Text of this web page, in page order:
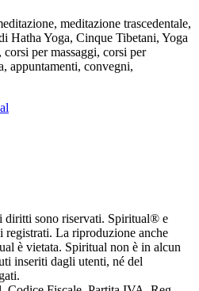
meditazione trascedentale,
Hatha Yoga, Cinque Tibetani, Yoga
per massaggi, corsi per
appuntamenti, convegni,
sono riservati. Spiritual® e
La riproduzione anche
è vietata. Spiritual non è in alcun
inseriti dagli utenti, né del